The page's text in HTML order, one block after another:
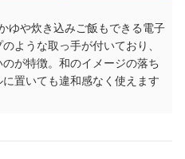
ゆや炊き込みご飯もできる電子
ような取っ手が付いており、
のが特徴。 和のイメージの落ち
置いても違和感なく使えます